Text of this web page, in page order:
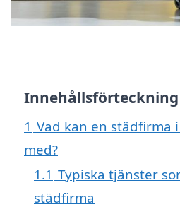
Innehållsförteckning
1 Vad kan en städfirma
med?
1.1 Typiska tjänster
städfirma